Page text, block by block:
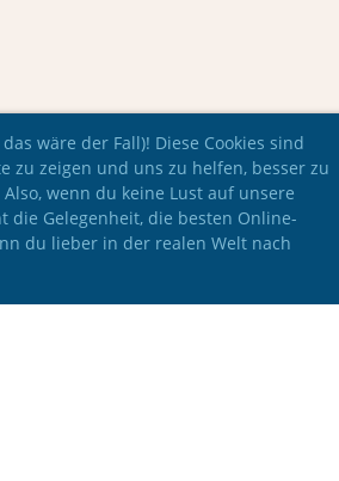
wäre der Fall)! Diese Cookies sind
zu zeigen und uns zu helfen, besser zu
wenn du keine Lust auf unsere
die Gelegenheit, die besten Online-
du lieber in der realen Welt nach